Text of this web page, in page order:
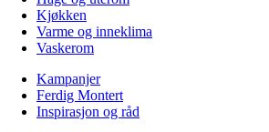
Kjøkken
Varme og inneklima
Vaskerom
Kampanjer
Ferdig Montert
Inspirasjon og råd